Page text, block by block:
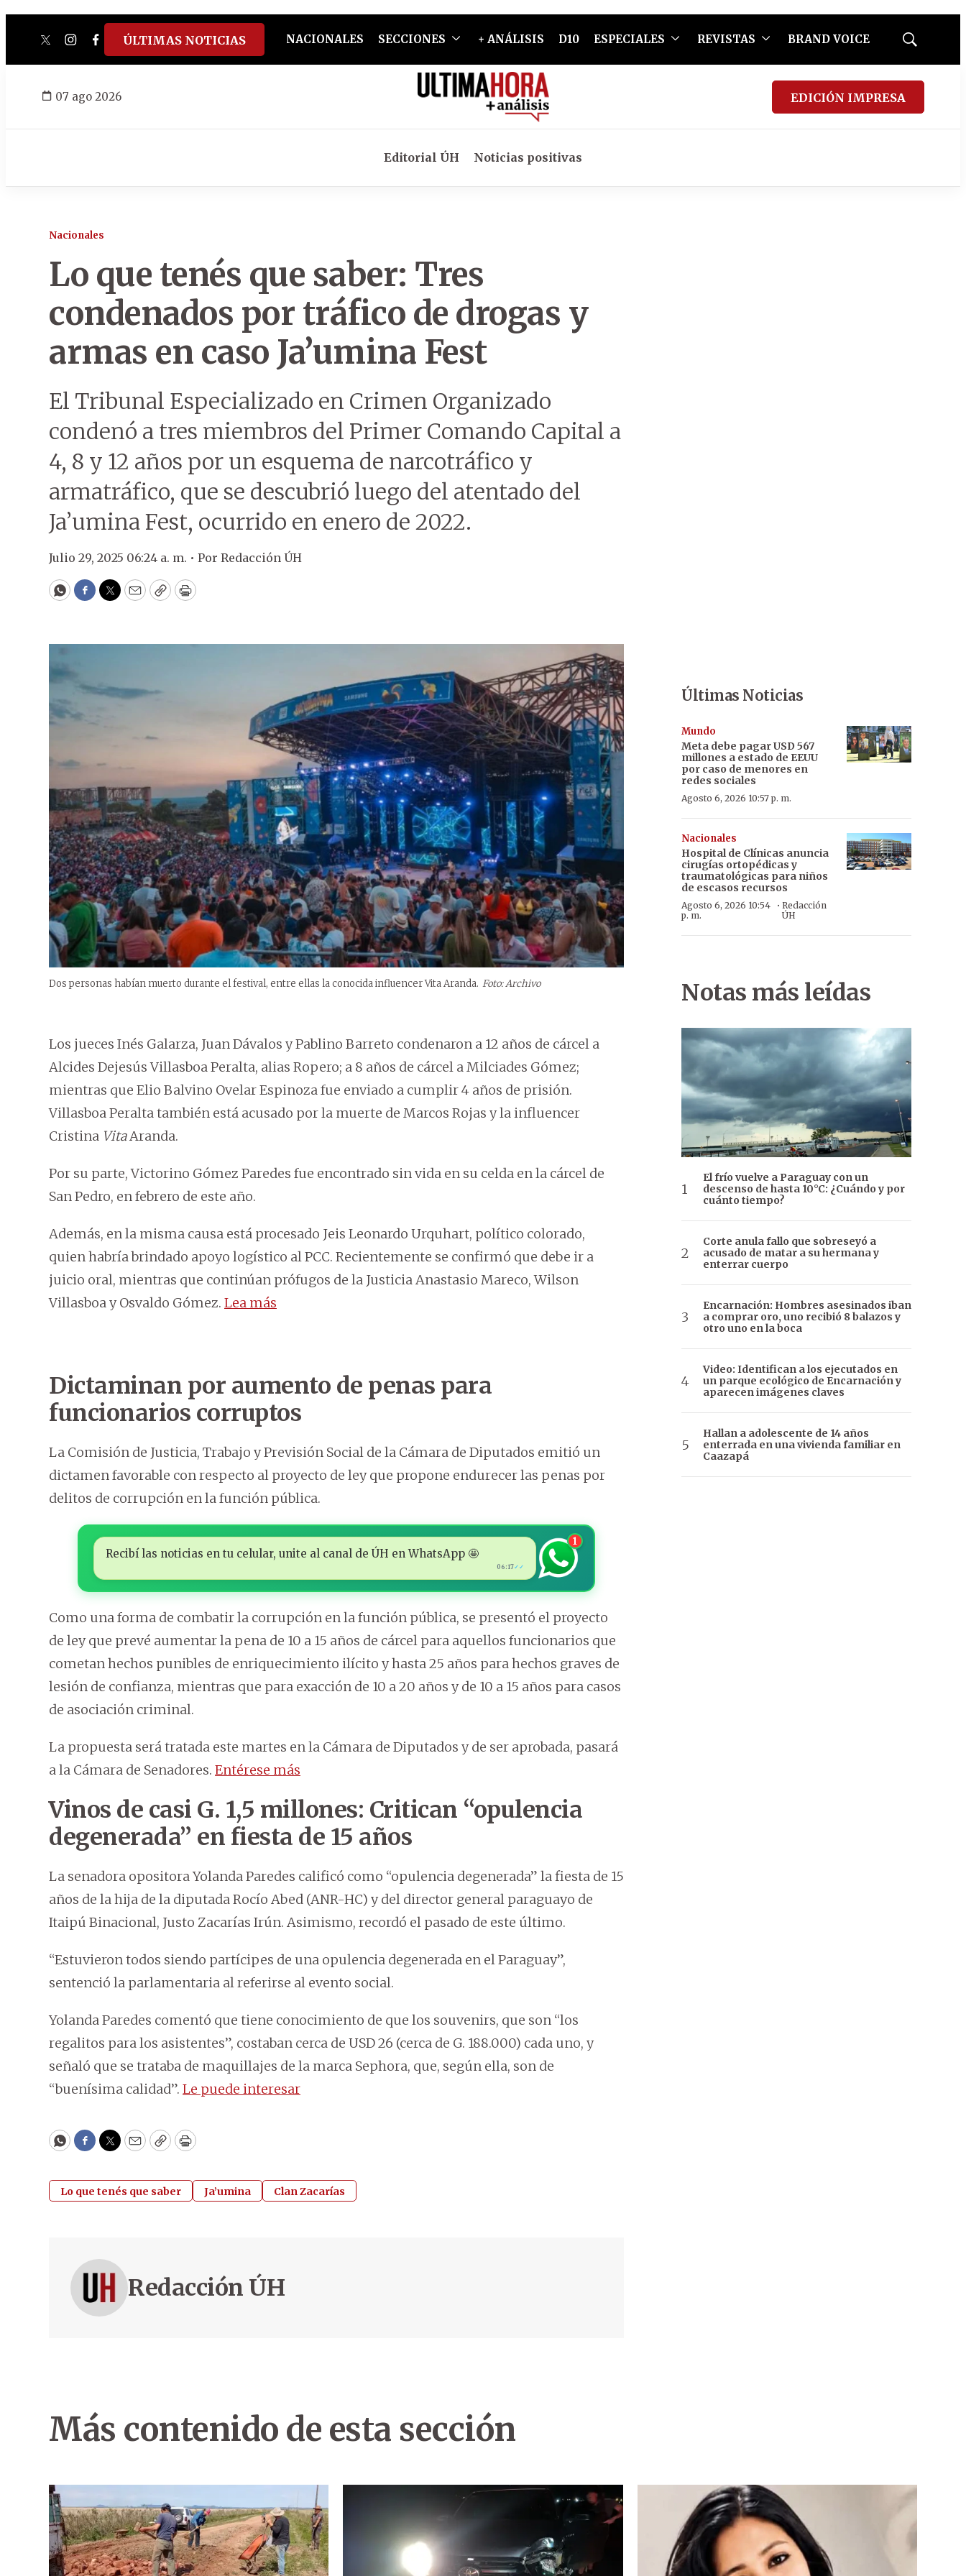
twitterinstagram
facebook
tiktokyoutube
spotify
ÚLTIMAS NOTICIAS NACIONALES SECCIONES + ANÁLISIS D10 ESPECIALES REVISTAS BRAND VOICE
Mostrar
07 ago 2026 EDICIÓN IMPRESA
Editorial ÚH Noticias positivas
Nacionales
Lo que tenés que saber: Tres
condenados por tráfico de drogas y
armas en caso Ja’umina Fest
El Tribunal Especializado en Crimen Organizado
condenó a tres miembros del Primer Comando Capital a
4, 8 y 12 años por un esquema de narcotráfico y
armatráfico, que se descubrió luego del atentado del
Ja’umina Fest, ocurrido en enero de 2022.
Julio 29, 2025 06:24 a. m. • Por Redacción ÚH
WhatsApp
Facebook
Twitter
EmailCopyPrint
Dos personas habían muerto durante el festival, entre ellas la conocida influencer Vita Aranda. Foto: Archivo
Los jueces Inés Galarza, Juan Dávalos y Pablino Barreto condenaron a 12 años de cárcel a
Alcides Dejesús Villasboa Peralta, alias Ropero; a 8 años de cárcel a Milciades Gómez;
mientras que Elio Balvino Ovelar Espinoza fue enviado a cumplir 4 años de prisión.
Villasboa Peralta también está acusado por la muerte de Marcos Rojas y la influencer
Cristina VitaAranda.
Por su parte, Victorino Gómez Paredes fue encontrado sin vida en su celda en la cárcel de
San Pedro, en febrero de este año.
Además, en la misma causa está procesado Jeis Leonardo Urquhart, político colorado,
quien habría brindado apoyo logístico al PCC. Recientemente se confirmó que debe ir a
juicio oral, mientras que continúan prófugos de la Justicia Anastasio Mareco, Wilson
Villasboa y Osvaldo Gómez. Lea más
Dictaminan por aumento de penas para
funcionarios corruptos
La Comisión de Justicia, Trabajo y Previsión Social de la Cámara de Diputados emitió un
dictamen favorable con respecto al proyecto de ley que propone endurecer las penas por
delitos de corrupción en la función pública.
Recibí las noticias en tu celular, unite al canal de ÚH en WhatsApp 🤩
06:17✓✓
1
Como una forma de combatir la corrupción en la función pública, se presentó el proyecto
de ley que prevé aumentar la pena de 10 a 15 años de cárcel para aquellos funcionarios que
cometan hechos punibles de enriquecimiento ilícito y hasta 25 años para hechos graves de
lesión de confianza, mientras que para exacción de 10 a 20 años y de 10 a 15 años para casos
de asociación criminal.
La propuesta será tratada este martes en la Cámara de Diputados y de ser aprobada, pasará
a la Cámara de Senadores. Entérese más
Vinos de casi G. 1,5 millones: Critican “opulencia
degenerada” en fiesta de 15 años
La senadora opositora Yolanda Paredes calificó como “opulencia degenerada” la fiesta de 15
años de la hija de la diputada Rocío Abed (ANR-HC) y del director general paraguayo de
Itaipú Binacional, Justo Zacarías Irún. Asimismo, recordó el pasado de este último.
“Estuvieron todos siendo partícipes de una opulencia degenerada en el Paraguay”,
sentenció la parlamentaria al referirse al evento social.
Yolanda Paredes comentó que tiene conocimiento de que los souvenirs, que son “los
regalitos para los asistentes”, costaban cerca de USD 26 (cerca de G. 188.000) cada uno, y
señaló que se trataba de maquillajes de la marca Sephora, que, según ella, son de
“buenísima calidad”. Le puede interesar
WhatsApp
Facebook
Twitter
EmailCopyPrint
Lo que tenés que saber Ja’umina Clan Zacarías
Redacción ÚH
Últimas Noticias
Mundo
Meta debe pagar USD 567
millones a estado de EEUU
por caso de menores en
redes sociales
Agosto 6, 2026 10:57 p. m.
Nacionales
Hospital de Clínicas anuncia
cirugías ortopédicas y
traumatológicas para niños
de escasos recursos
Agosto 6, 2026 10:54
p. m.
· Redacción
ÚH
Notas más leídas
El frío vuelve a Paraguay con un
descenso de hasta 10°C: ¿Cuándo y por
cuánto tiempo?
Corte anula fallo que sobreseyó a
acusado de matar a su hermana y
enterrar cuerpo
Encarnación: Hombres asesinados iban
a comprar oro, uno recibió 8 balazos y
otro uno en la boca
Video: Identifican a los ejecutados en
un parque ecológico de Encarnación y
aparecen imágenes claves
Hallan a adolescente de 14 años
enterrada en una vivienda familiar en
Caazapá
Más contenido de esta sección